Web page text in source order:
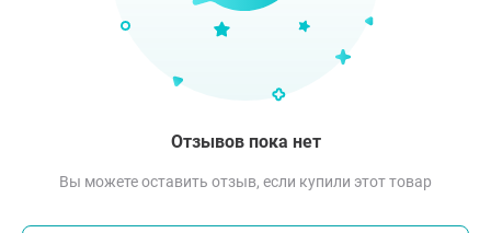
Отзывов пока нет
Вы можете оставить отзыв, если купили этот товар